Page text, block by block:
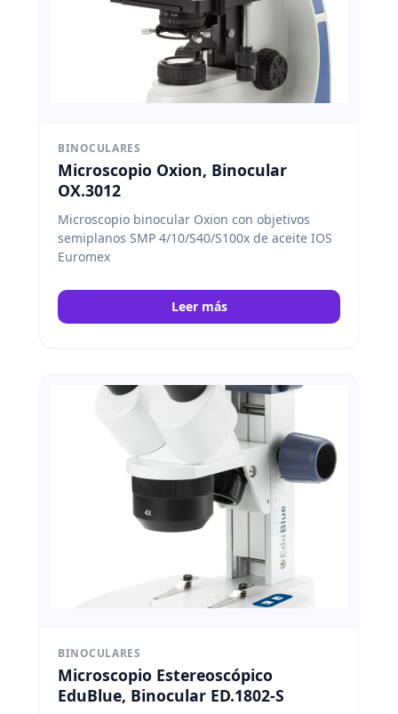
BINOCULARES
Microscopio Oxion, Binocular
OX.3012
Microscopio binocular Oxion con objetivos
semiplanos SMP 4/10/S40/S100x de aceite IOS
Euromex
Leer más
BINOCULARES
Microscopio Estereoscópico
EduBlue, Binocular ED.1802-S